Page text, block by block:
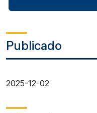
Publicado
2025-12-02